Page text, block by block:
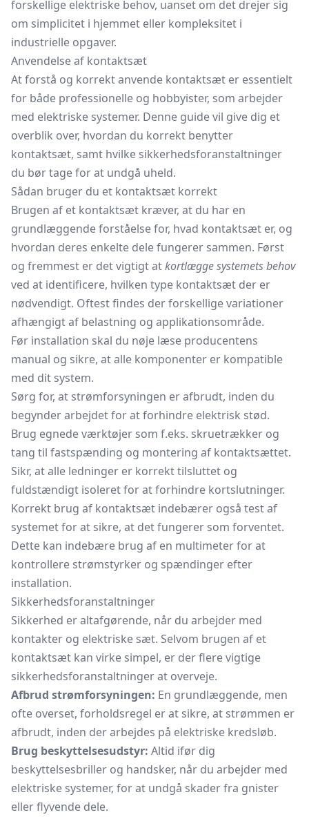
forskellige elektriske behov, uanset om det drejer sig
om simplicitet i hjemmet eller kompleksitet i
industrielle opgaver.
Anvendelse af kontaktsæt
At forstå og korrekt anvende kontaktsæt er essentielt
for både professionelle og hobbyister, som arbejder
med elektriske systemer. Denne guide vil give dig et
overblik over, hvordan du korrekt benytter
kontaktsæt, samt hvilke sikkerhedsforanstaltninger
du bør tage for at undgå uheld.
Sådan bruger du et kontaktsæt korrekt
Brugen af et kontaktsæt kræver, at du har en
grundlæggende forståelse for, hvad kontaktsæt er, og
hvordan deres enkelte dele fungerer sammen. Først
og fremmest er det vigtigt atkortlægge systemets behov
ved at identificere, hvilken type kontaktsæt der er
nødvendigt. Oftest findes der forskellige variationer
afhængigt af belastning og applikationsområde.
Før installation skal du nøje læse producentens
manual og sikre, at alle komponenter er kompatible
med dit system.
Sørg for, at strømforsyningen er afbrudt, inden du
begynder arbejdet for at forhindre elektrisk stød.
Brug egnede værktøjer som f.eks. skruetrækker og
tang til fastspænding og montering af kontaktsættet.
Sikr, at alle ledninger er korrekt tilsluttet og
fuldstændigt isoleret for at forhindre kortslutninger.
Korrekt brug af kontaktsæt indebærer også test af
systemet for at sikre, at det fungerer som forventet.
Dette kan indebære brug af en multimeter for at
kontrollere strømstyrker og spændinger efter
installation.
Sikkerhedsforanstaltninger
Sikkerhed er altafgørende, når du arbejder med
kontakter og elektriske sæt. Selvom brugen af et
kontaktsæt kan virke simpel, er der flere vigtige
sikkerhedsforanstaltninger at overveje.
Afbrud strømforsyningen: En grundlæggende, men
ofte overset, forholdsregel er at sikre, at strømmen er
afbrudt, inden der arbejdes på elektriske kredsløb.
Brug beskyttelsesudstyr: Altid ifør dig
beskyttelsesbriller og handsker, når du arbejder med
elektriske systemer, for at undgå skader fra gnister
eller flyvende dele.